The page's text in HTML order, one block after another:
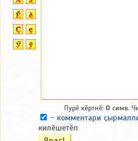
Пурӗ кӗртнӗ: 0 симв.
- комментари
килӗшетӗп